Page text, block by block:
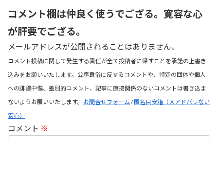
コメント欄は仲良く使うでござる。寛容な心
が肝要でござる。
メールアドレスが公開されることはありません。
コメント投稿に関して発生する責任が全て投稿者に帰すことを承諾の上書き
込みをお願いいたします。公序良俗に反するコメントや、特定の団体や個人
への誹謗中傷、差別的コメント、記事に直接関係のないコメントは書き込ま
ないようお願いいたします。 お問合せフォーム /匿名目安箱（メアドバレない
安心）
コメント ※